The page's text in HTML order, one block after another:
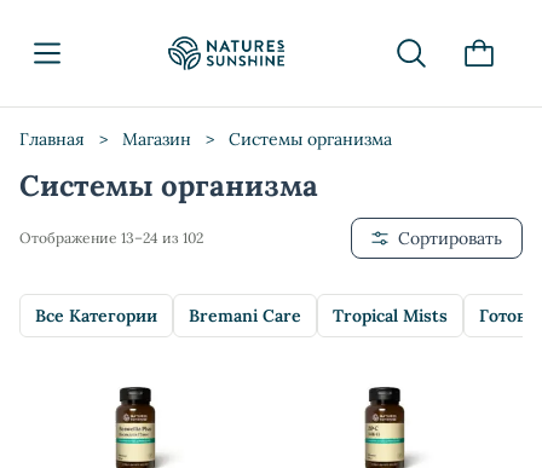
Главная > Магазин > Системы организма
Системы организма
Отображение 13–24 из 102 Сортировать
Все Категории Bremani Care Tropical Mists